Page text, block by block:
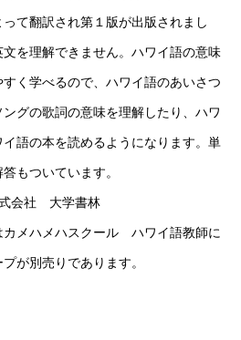
て翻訳され第１版が出版されまし
を理解できません。ハワイ語の意味
く学べるので、ハワイ語のあいさつ
グの歌詞の意味を理解したり、ハワ
語の本を読めるようになります。単
もついています。
会社 大学書林
メハメハスクール ハワイ語教師に
が別売りであります。